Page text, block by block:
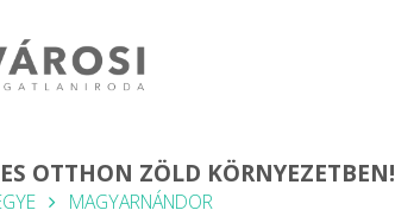
OTTHON ZÖLD KÖRNYEZETBEN!
MAGYARNÁNDOR